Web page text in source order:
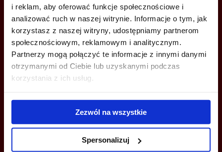
i reklam, aby oferować funkcje społecznościowe i
analizować ruch w naszej witrynie. Informacje o tym, jak
korzystasz z naszej witryny, udostępniamy partnerom
społecznościowym, reklamowym i analitycznym.
Partnerzy mogą połączyć te informacje z innymi danymi
otrzymanymi od Ciebie lub uzyskanymi podczas
korzystania z ich usług.
Zezwól na wszystkie
Spersonalizuj
krakow@bazabiur.pl
MOŻESZ TEŻ ZOSTAWIĆ SWÓJ NUMER, A MY SKONTAKTUJEMY SIĘ